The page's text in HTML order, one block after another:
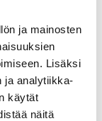
ja mainosten
Lisäksi
ja analytiikka-
käytät
näitä